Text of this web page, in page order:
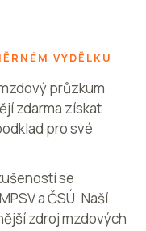
VÝDĚLKU
průzkum
zdarma získat
pro své
se
a ČSÚ. Naší
zdroj mzdových